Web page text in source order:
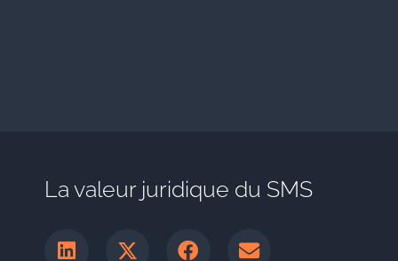
La valeur juridique du SMS